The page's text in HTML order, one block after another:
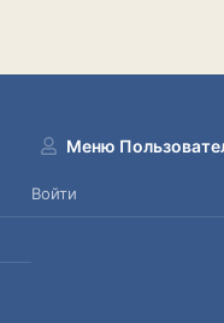
Меню
Войти